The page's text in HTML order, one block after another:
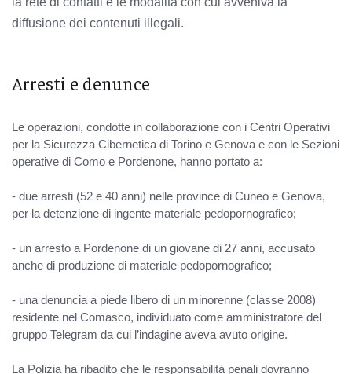
diffusione dei contenuti illegali.
Arresti e denunce
Le operazioni, condotte in collaborazione con i Centri Operativi
per la Sicurezza Cibernetica di Torino e Genova e con le Sezioni
operative di Como e Pordenone, hanno portato a:
- due arresti (52 e 40 anni) nelle province di Cuneo e Genova,
per la detenzione di ingente materiale pedopornografico;
- un arresto a Pordenone di un giovane di 27 anni, accusato
anche di produzione di materiale pedopornografico;
- una denuncia a piede libero di un minorenne (classe 2008)
residente nel Comasco, individuato come amministratore del
gruppo Telegram da cui l’indagine aveva avuto origine.
La Polizia ha ribadito che le responsabilità penali dovranno